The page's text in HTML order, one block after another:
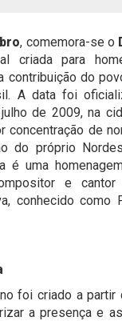
, comemora-se o
criada para
contribuição do
A data foi
de 2009, na
concentração de
do próprio
é uma
e cantor
conhecido como
foi criado a partir
a presença e